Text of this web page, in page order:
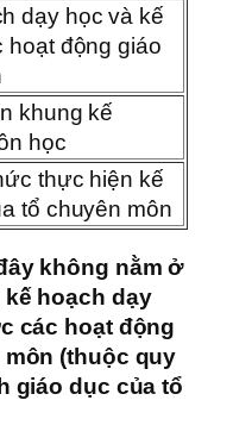
dạy học và kế
hoạt động giáo
khung kế
học
thực hiện kế
tổ chuyên môn
không nằm ở
hoạch dạy
các hoạt động
(thuộc quy
giáo dục của tổ